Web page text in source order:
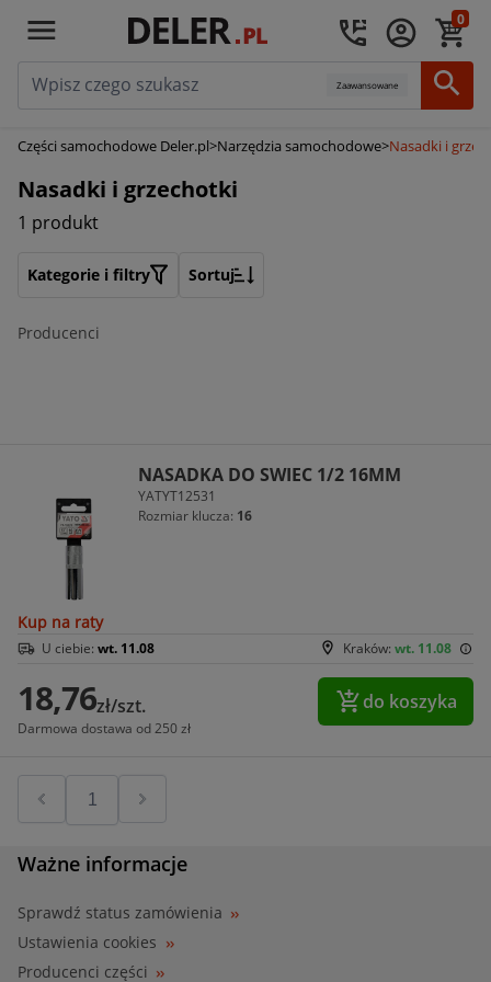
0
Zaawansowane
Części samochodowe Deler.pl>Narzędzia samochodowe>Nasadki i
Nasadki i grzechotki
1 produkt
Kategorie i filtry Sortuj
Producenci
NASADKA DO SWIEC 1/2 16MM
YATYT12531
Rozmiar klucza: 16
Kup na raty
Kraków: wt. 11.08
U ciebie: wt. 11.08
18,76zł/szt.
Darmowa dostawa od 250 zł
do koszyka
Ważne informacje
Sprawdź status zamówienia
Ustawienia cookies
Producenci części